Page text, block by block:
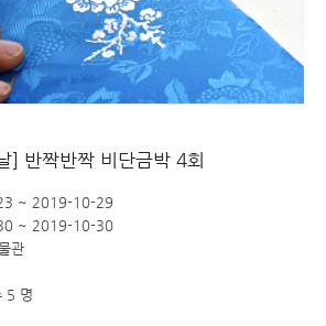
] 반짝반짝 비단금박 4회
~ 2019-10-29
~ 2019-10-30
관
5 명